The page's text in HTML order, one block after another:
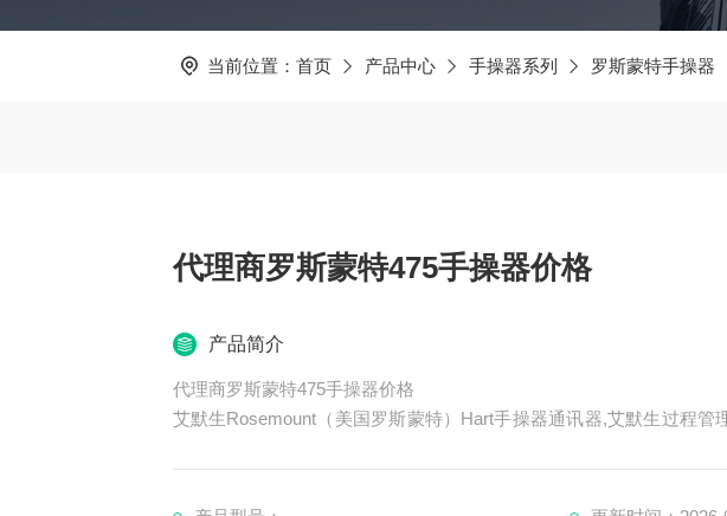
当前位置： 首页 产品中心 手操器系列 罗斯蒙特手操器
代理商罗斯蒙特475手操器价格
产品简介
代理商罗斯蒙特475手操器价格
艾默生Rosemount（美国罗斯蒙特）Hart手操器通讯器,艾默生过程管
操器成为新的标准。